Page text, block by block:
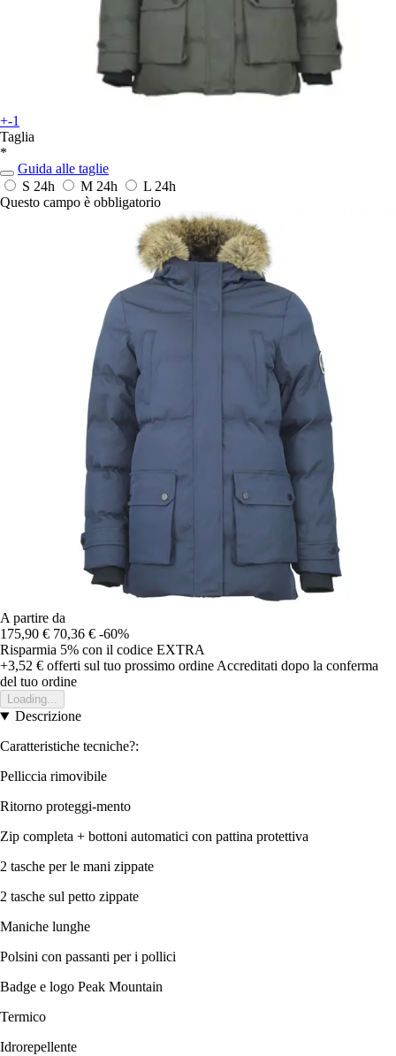
+-1
Taglia
*
Guida alle taglie
S 24h M 24h L 24h
Questo campo è obbligatorio
A partire da
175,90 € 70,36 € -60%
Risparmia 5% con il codice EXTRA
+3,52 € offerti sul tuo prossimo ordine Accreditati dopo la conferma
del tuo ordine
Loading...
Descrizione
Caratteristiche tecniche?:
Pelliccia rimovibile
Ritorno proteggi-mento
Zip completa + bottoni automatici con pattina protettiva
2 tasche per le mani zippate
2 tasche sul petto zippate
Maniche lunghe
Polsini con passanti per i pollici
Badge e logo Peak Mountain
Termico
Idrorepellente